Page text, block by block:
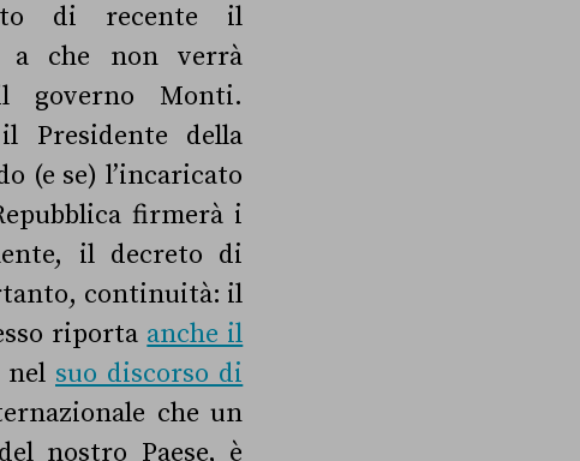
di recente il
a che non verrà
governo Monti.
Presidente della
(e se) l’incaricato
firmerà i
il decreto di
continuità: il
riporta anche il
nel suo discorso di
che un
nostro Paese, è